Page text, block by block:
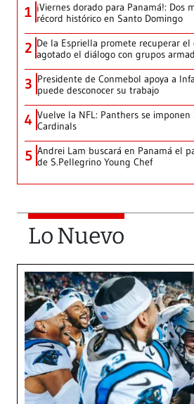
1 ¡Viernes dorado para Panamá!: Dos
récord histórico en Santo Domingo
2 De la Espriella promete recuperar el
agotado el diálogo con grupos
3 Presidente de Conmebol apoya a
puede desconocer su trabajo
4 Vuelve la NFL: Panthers se
Cardinals
5 Andrei Lam buscará en Panamá el
de S.Pellegrino Young Chef
Lo Nuevo